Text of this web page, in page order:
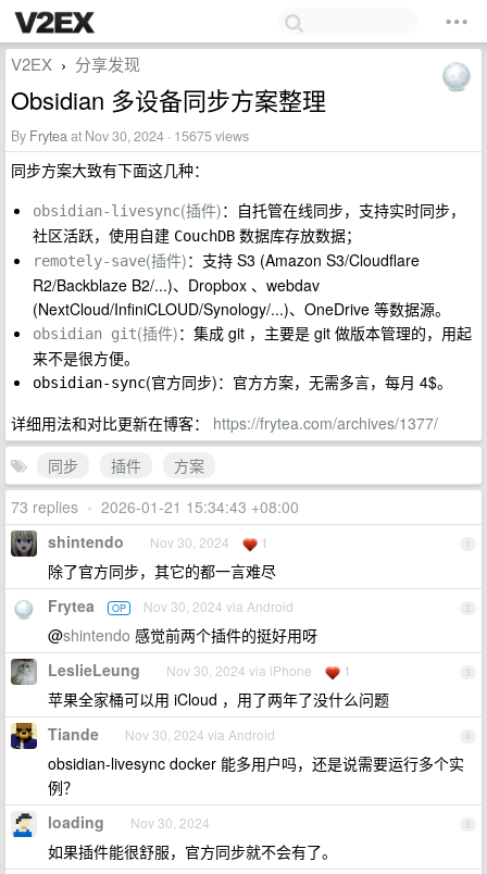
V2EX › 分享发现
Obsidian 多设备同步方案整理
By Fryteaat Nov 30, 2024 · 15675 views
同步方案大致有下面这几种：
obsidian-livesync(插件)：自托管在线同步，支持实时同步，
社区活跃，使用自建 CouchDB 数据库存放数据；
remotely-save(插件)：支持 S3 (Amazon S3/Cloudflare
R2/Backblaze B2/...)、Dropbox 、webdav
(NextCloud/InfiniCLOUD/Synology/...)、OneDrive 等数据源。
obsidian git(插件)：集成 git ，主要是 git 做版本管理的，用起
来不是很方便。
obsidian-sync(官方同步)：官方方案，无需多言，每月 4$。
详细用法和对比更新在博客： https://frytea.com/archives/1377/
同步
插件
方案
73 replies • 2026-01-21 15:34:43 +08:00
1
shintendo Nov 30, 2024 1
除了官方同步，其它的都一言难尽
2
Frytea OP Nov 30, 2024 via Android
@shintendo 感觉前两个插件的挺好用呀
3
LeslieLeung Nov 30, 2024 via iPhone 1
苹果全家桶可以用 iCloud ，用了两年了没什么问题
4
Tiande Nov 30, 2024 via Android
obsidian-livesync docker 能多用户吗，还是说需要运行多个实
例？
5
loading Nov 30, 2024
如果插件能很舒服，官方同步就不会有了。